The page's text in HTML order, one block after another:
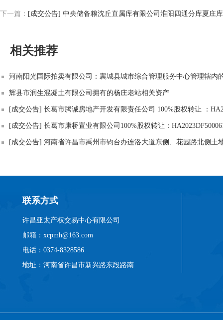
下一篇： [成交公告] 中央储备粮沈丘直属库有限公司淮阳四通分库夏庄
相关推荐
河南阳光国际拍卖有限公司：襄城县城市综合管理服务中心管理辖内
辉县市润生混凝土有限公司拥有的杨庄老站相关资产
[成交公告] 长葛市腾诚房地产开发有限责任公司 100%股权转让 ：
[成交公告] 长葛市康桥置业有限公司100%股权转让：
联系方式
许昌亚太产权交易中心有限公司
邮箱：xcpmh@163.com
电话：0374-8328586
地址：河南省许昌市新兴路东段路南